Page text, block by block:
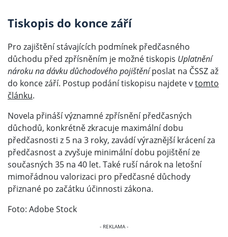
Tiskopis do konce září
Pro zajištění stávajících podmínek předčasného
důchodu před zpřísněním je možné tiskopis Uplatnění
nároku na dávku důchodového pojištěníposlat na ČSSZ až
do konce září. Postup podání tiskopisu najdete vtomto
článku.
Novela přináší významné zpřísnění předčasných
důchodů, konkrétně zkracuje maximální dobu
předčasnosti z 5 na 3 roky, zavádí výraznější krácení za
předčasnost a zvyšuje minimální dobu pojištění ze
současných 35 na 40 let. Také ruší nárok na letošní
mimořádnou valorizaci pro předčasné důchody
přiznané po začátku účinnosti zákona.
Foto: Adobe Stock